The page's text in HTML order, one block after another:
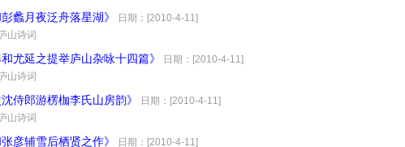
蠡月夜泛舟落星湖》
日期：[2010-4-11]
山诗词
尤延之提举庐山杂咏十四篇》
日期：[2010-4-11]
山诗词
侍郎游楞枷李氏山房韵》
日期：[2010-4-11]
山诗词
彦辅雪后栖贤之作》
日期：[2010-4-11]